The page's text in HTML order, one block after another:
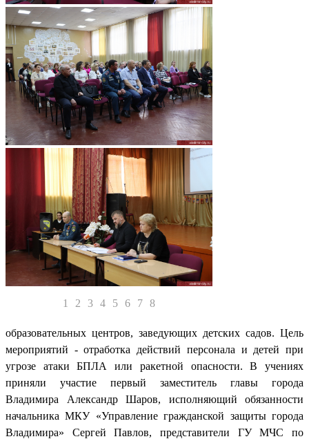
1 2 3 4 5 6 7 8
образовательных центров, заведующих детских садов. Цель
мероприятий - отработка действий персонала и детей при
угрозе атаки БПЛА или ракетной опасности. В учениях
приняли участие первый заместитель главы города
Владимира Александр Шаров, исполняющий обязанности
начальника МКУ «Управление гражданской защиты города
Владимира» Сергей Павлов, представители ГУ МЧС по